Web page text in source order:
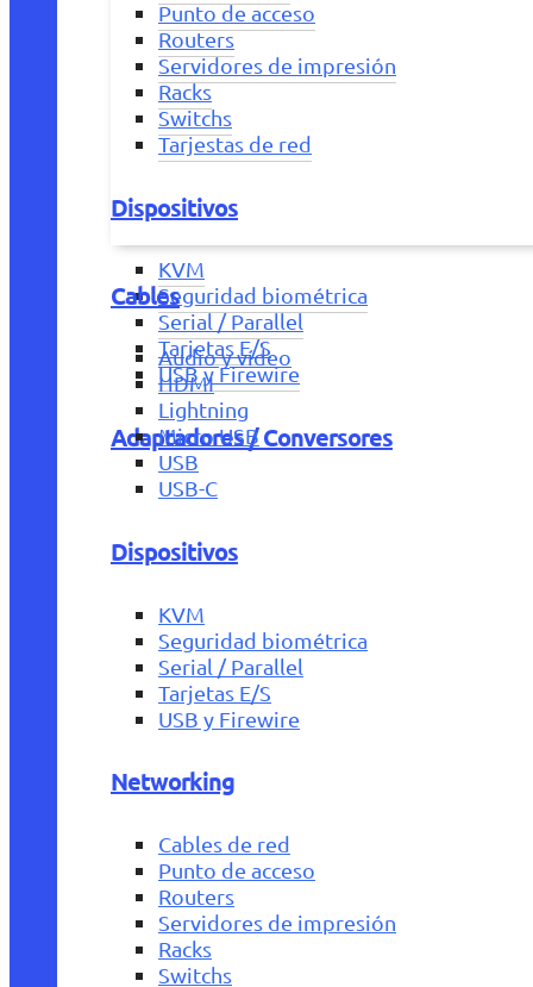
Punto de acceso
Routers
Servidores de impresión
Racks
Switchs
Tarjestas de red
Dispositivos
KVM
Seguridad biométrica
Serial / Parallel
Tarjetas E/S
USB y Firewire
Adaptadores / Conversores
Cables
Audio y vídeo
HDMI
Lightning
Micro USB
USB
USB-C
Dispositivos
KVM
Seguridad biométrica
Serial / Parallel
Tarjetas E/S
USB y Firewire
Networking
Cables de red
Punto de acceso
Routers
Servidores de impresión
Racks
Switchs